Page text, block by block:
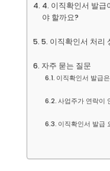
4. 이직확인서 발급
야 할까요?
5. 이직확인서 처리
자주 묻는 질문
이직확인서 발급
사업주가 연락이
이직확인서 발급